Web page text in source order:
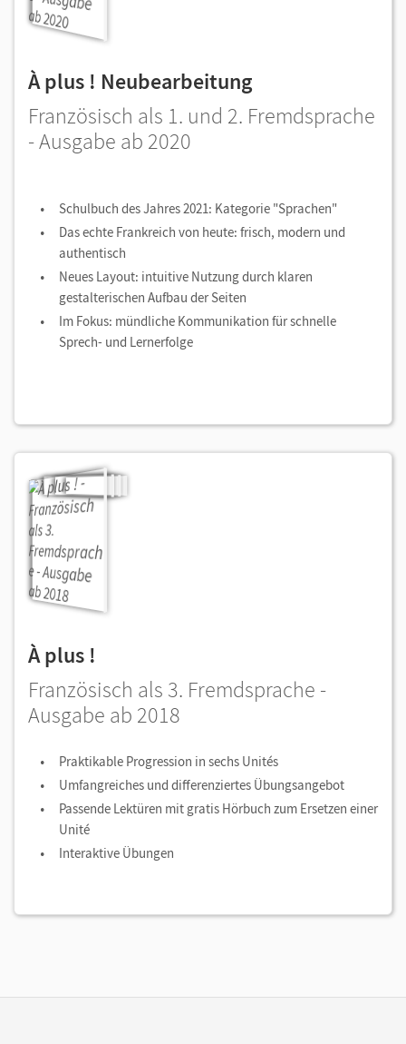
À plus ! Neubearbeitung
Französisch als 1. und 2. Fremdsprache
- Ausgabe ab 2020
Schulbuch des Jahres 2021: Kategorie "Sprachen"
Das echte Frankreich von heute: frisch, modern und
authentisch
Neues Layout: intuitive Nutzung durch klaren
gestalterischen Aufbau der Seiten
Im Fokus: mündliche Kommunikation für schnelle
Sprech- und Lernerfolge
À plus !
Französisch als 3. Fremdsprache -
Ausgabe ab 2018
Praktikable Progression in sechs Unités
Umfangreiches und differenziertes Übungsangebot
Passende Lektüren mit gratis Hörbuch zum Ersetzen einer
Unité
Interaktive Übungen